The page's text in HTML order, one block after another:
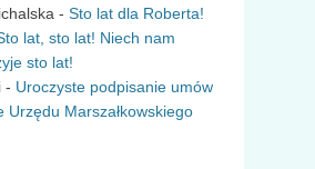
- Sto lat dla Roberta!
lat, sto lat! Niech nam
sto lat!
- Uroczyste podpisanie umów
Urzędu Marszałkowskiego